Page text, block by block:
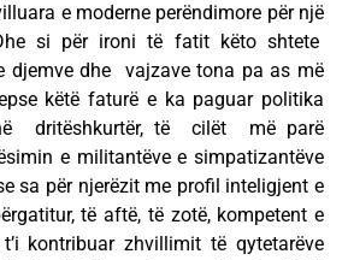
e moderne perëndimore për një
si për ironi të fatit këto shtete
djemve dhe vajzave tona pa as më
këtë faturë e ka paguar politika
dritëshkurtër, të cilët më parë
e militantëve e simpatizantëve
sa për njerëzit me profil inteligjent e
të aftë, të zotë, kompetent e
kontribuar zhvillimit të qytetarëve